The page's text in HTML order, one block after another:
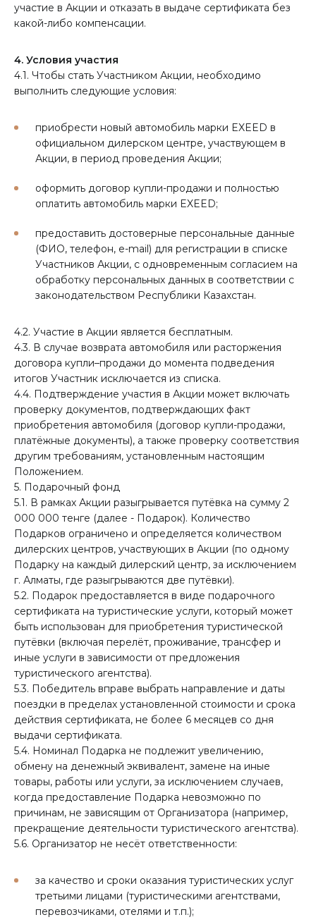
участие в Акции и отказать в выдаче сертификата без
какой-либо компенсации.
4. Условия участия
4.1. Чтобы стать Участником Акции, необходимо
выполнить следующие условия:
приобрести новый автомобиль марки EXEED в
официальном дилерском центре, участвующем в
Акции, в период проведения Акции;
оформить договор купли-продажи и полностью
оплатить автомобиль марки EXEED;
предоставить достоверные персональные данные
(ФИО, телефон, e-mail) для регистрации в списке
Участников Акции, с одновременным согласием на
обработку персональных данных в соответствии с
законодательством Республики Казахстан.
4.2. Участие в Акции является бесплатным.
4.3. В случае возврата автомобиля или расторжения
договора купли–продажи до момента подведения
итогов Участник исключается из списка.
4.4. Подтверждение участия в Акции может включать
проверку документов, подтверждающих факт
приобретения автомобиля (договор купли-продажи,
платёжные документы), а также проверку соответствия
другим требованиям, установленным настоящим
Положением.
5. Подарочный фонд
5.1. В рамках Акции разыгрывается путёвка на сумму 2
000 000 тенге (далее - Подарок). Количество
Подарков ограничено и определяется количеством
дилерских центров, участвующих в Акции (по одному
Подарку на каждый дилерский центр, за исключением
г. Алматы, где разыгрываются две путёвки).
5.2. Подарок предоставляется в виде подарочного
сертификата на туристические услуги, который может
быть использован для приобретения туристической
путёвки (включая перелёт, проживание, трансфер и
иные услуги в зависимости от предложения
туристического агентства).
5.3. Победитель вправе выбрать направление и даты
поездки в пределах установленной стоимости и срока
действия сертификата, не более 6 месяцев со дня
выдачи сертификата.
5.4. Номинал Подарка не подлежит увеличению,
обмену на денежный эквивалент, заменe на иные
товары, работы или услуги, за исключением случаев,
когда предоставление Подарка невозможно по
причинам, не зависящим от Организатора (например,
прекращение деятельности туристического агентства).
5.6. Организатор не несёт ответственности:
за качество и сроки оказания туристических услуг
третьими лицами (туристическими агентствами,
перевозчиками, отелями и т.п.);